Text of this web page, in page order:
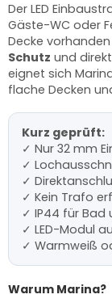
Der LED
Gäste-WC oder
Decke
Schutz und
eignet sich
flache Decken
Kurz geprüft:
✓ Nur 32 mm
✓
✓
✓ Kein Trafo
✓ IP44 für Bad
✓ LED-Modul
✓ Warmweiß
Warum Marina?